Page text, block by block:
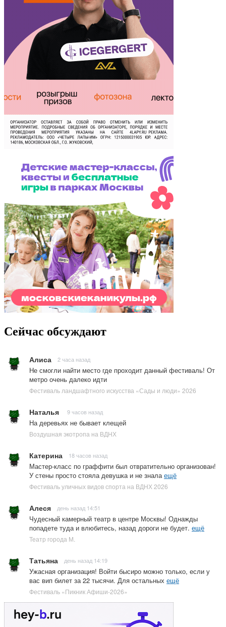
Сейчас обсуждают
Алиса 2 часа назад
Не смогли найти место где проходит данный фестиваль! От
метро очень далеко идти
Фестиваль ландшафтного искусства «Сады и люди» 2026
Наталья 9 часов назад
На деревьях не бывает клещей
Воздушная экотропа на ВДНХ
Катерина 18 часов назад
Мастер-класс по граффити был отвратительно организован!
У стены просто стояла девушка и не знала ещё
Фестиваль уличных видов спорта на ВДНХ 2026
Алеся день назад 14:51
Чудесный камерный театр в центре Москвы! Однажды
попадете туда и влюбитесь, назад дороги не будет. ещё
Театр города М.
Татьяна день назад 14:19
Ужасная организация! Войти бысиро можно только, если у
вас вип билет за 22 тысячи. Для остальных ещё
Фестиваль «Пикник Афиши-2026»